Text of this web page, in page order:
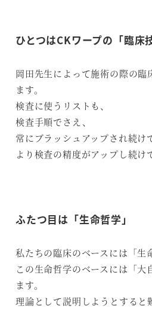
ひとつはCKワープの「臨床
岡田先生によって施術の際の臨
ます。
検査に使うリストも、
検査手順でさえ、
常にブラッシュアップされ続け
より検査の精度がアップし続け
ふたつ目は「生命哲学」
私たちの臨床のベースには「生
この生命哲学のベースには「大
ます。
理論として説明しようとすると